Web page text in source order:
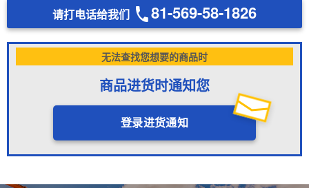
请打电话给我们 81-569-58-1826
无法查找您想要的商品时
商品进货时通知您
登录进货通知